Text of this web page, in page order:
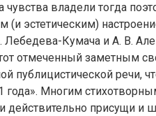
чувства владели тогда
(и эстетическим)
Кумача и А. В.
отмеченный заметным
публицистической речи,
года». Многим
присущи и